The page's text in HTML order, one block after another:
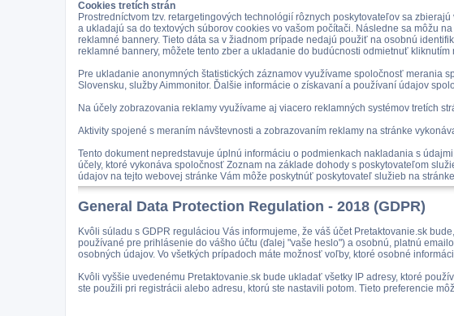
Cookies tretích strán
Prostredníctvom tzv. retargetingových technológií rôznych poskytovateľov sa
a ukladajú sa do textových súborov cookies vo vašom počítači. Následne sa môžu
reklamné bannery. Tieto dáta sa v žiadnom prípade nedajú použiť na osobnú
reklamné bannery, môžete tento zber a ukladanie do budúcnosti odmietnuť
Pre ukladanie anonymných štatistických záznamov využívame spoločnosť merania
Slovensku, služby Aimmonitor. Ďalšie informácie o získavaní a používaní údajov
Na účely zobrazovania reklamy využívame aj viacero reklamných systémov tretích
Aktivity spojené s meraním návštevnosti a zobrazovaním reklamy na stránke
Tento dokument nepredstavuje úplnú informáciu o podmienkach nakladania s
účely, ktoré vykonáva spoločnosť Zoznam na základe dohody s poskytovateľom
údajov na tejto webovej stránke Vám môže poskytnúť poskytovateľ služieb na
General Data Protection Regulation - 2018 (GDPR)
Kvôli súladu s GDPR reguláciou Vás informujeme, že váš účet Pretaktovanie.sk
používané pre prihlásenie do vášho účtu (ďalej "vaše heslo") a osobnú, platnú
osobných údajov. Vo všetkých prípadoch máte možnosť voľby, ktoré osobné
Kvôli vyššie uvedenému Pretaktovanie.sk bude ukladať všetky IP adresy, ktoré
ste použili pri registrácii alebo adresu, ktorú ste nastavili potom. Tieto preferencie